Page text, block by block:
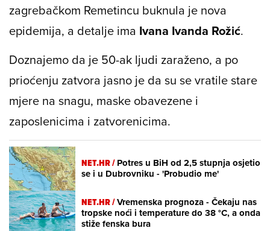
zagrebačkom Remetincu buknula je nova
epidemija, a detalje ima Ivana Ivanda Rožić.
Doznajemo da je 50-ak ljudi zaraženo, a po
prioćenju zatvora jasno je da su se vratile stare
mjere na snagu, maske obavezene i
zaposlenicima i zatvorenicima.
NET.HR /Potres u BiH od 2,5 stupnja osjetio
se i u Dubrovniku - 'Probudio me'
NET.HR /Vremenska prognoza - Čekaju nas
tropske noći i temperature do 38 °C, a onda
stiže fenska bura